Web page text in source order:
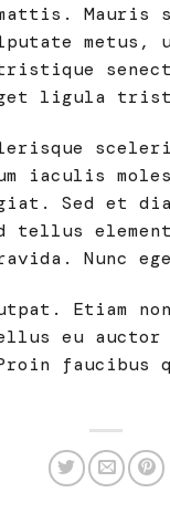
ligula
iaculis
Sed et
Nunc
Etiam
eu